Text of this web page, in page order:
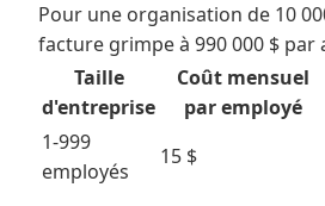
Pour une organisation de 10
facture grimpe à 990 000 $ par
Taille
d'entreprise
Coût mensuel
par employé
1-999
employés
15 $